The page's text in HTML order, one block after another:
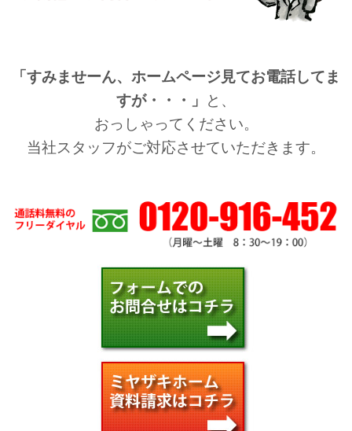
「すみませーん、ホームページ見てお電話してま
すが・・・」
と、
おっしゃってください。
当社スタッフがご対応させていただきます。